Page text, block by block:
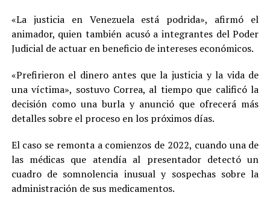
«La justicia en Venezuela está podrida», afirmó el
animador, quien también acusó a integrantes del Poder
Judicial de actuar en beneficio de intereses económicos.
«Prefirieron el dinero antes que la justicia y la vida de
una víctima», sostuvo Correa, al tiempo que calificó la
decisión como una burla y anunció que ofrecerá más
detalles sobre el proceso en los próximos días.
El caso se remonta a comienzos de 2022, cuando una de
las médicas que atendía al presentador detectó un
cuadro de somnolencia inusual y sospechas sobre la
administración de sus medicamentos.